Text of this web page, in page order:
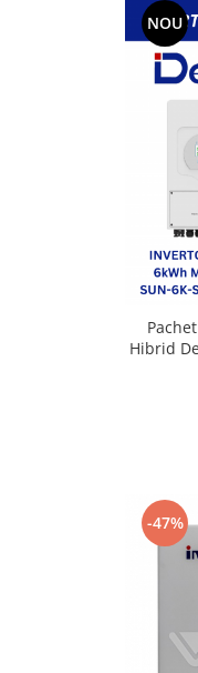
NOU
Hibrid
-47%